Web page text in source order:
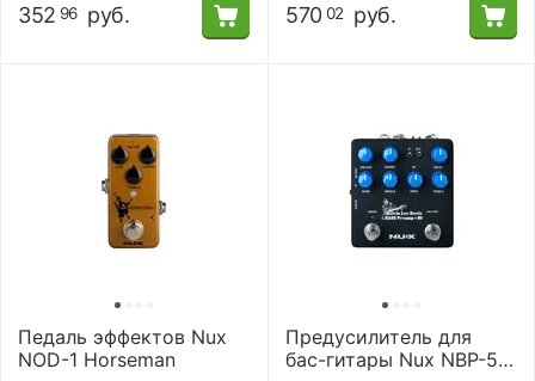
352 96 руб. 570 02 руб.
Педаль эффектов Nux
NOD-1 Horseman
Предусилитель для
бас-гитары Nux NBP-5